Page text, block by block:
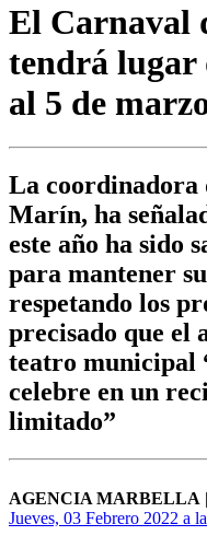
El Carnaval
tendrá lugar
al 5 de
La coordinadora
Marín, ha
este año ha sido
para mantener
respetando los
precisado que el
teatro municipal
celebre en un
limitado”
AGENCIA MARBELLA |
Jueves, 03 Febrero 2022 a